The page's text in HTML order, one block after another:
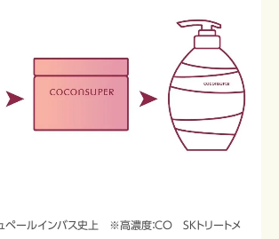
ペールインバス史上 ※高濃度：CO SKトリートメ